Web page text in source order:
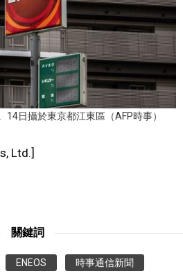
14日攝於東京都江東區（AFP時事）
Ltd.]
關鍵詞
ENEOS 時事通信新聞